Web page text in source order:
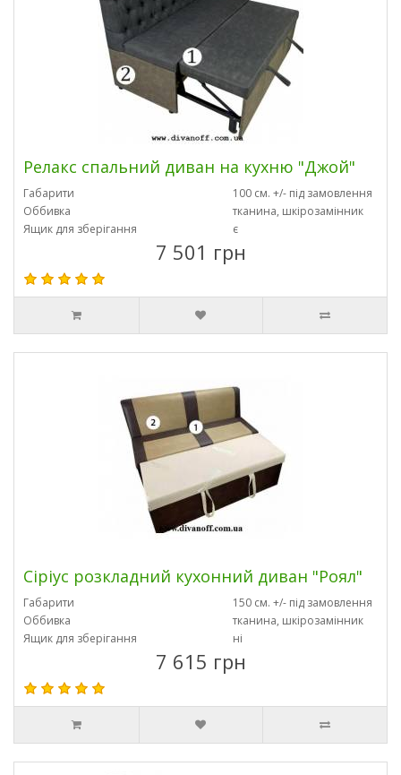
Релакс спальний диван на кухню "Джой"
Габарити
100 см. +/- під замовлення
Оббивка
тканина, шкірозамінник
Ящик для зберігання
є
7 501 грн
Сіріус розкладний кухонний диван "Роял"
Габарити
150 см. +/- під замовлення
Оббивка
тканина, шкірозамінник
Ящик для зберігання
ні
7 615 грн